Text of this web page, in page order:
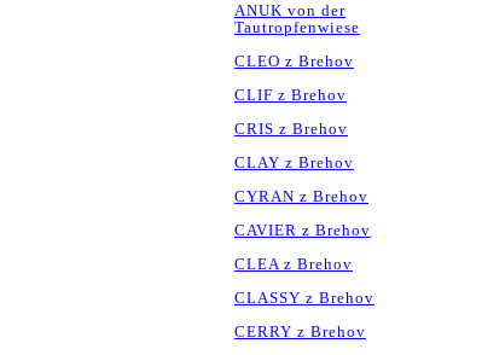
ANUK von der
Tautropfenwiese
CLEO z Brehov
CLIF z Brehov
CRIS z Brehov
CLAY z Brehov
CYRAN z Brehov
CAVIER z Brehov
CLEA z Brehov
CLASSY z Brehov
CERRY z Brehov